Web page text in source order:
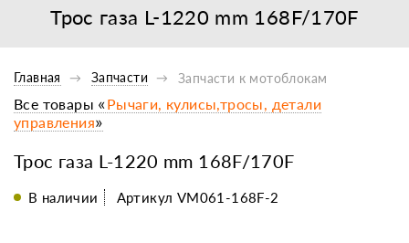
Трос газа L-1220 mm 168F/170F
Главная Запчасти Запчасти к мотоблокам
Трос газа L-1220 mm 168F/170F
Все товары «Рычаги, кулисы,тросы, детали
управления»
В наличии Артикул VM061-168F-2